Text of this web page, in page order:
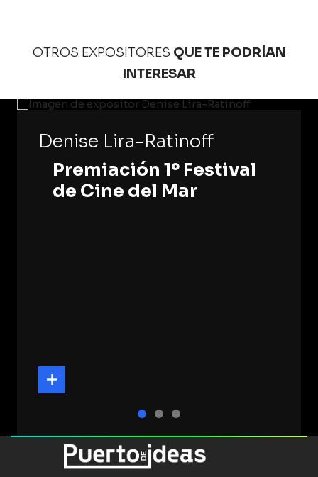
OTROS EXPOSITORES QUE TE PODRÍAN
INTERESAR
Denise Lira-Ratinoff
Premiación 1º Festival
de Cine del Mar